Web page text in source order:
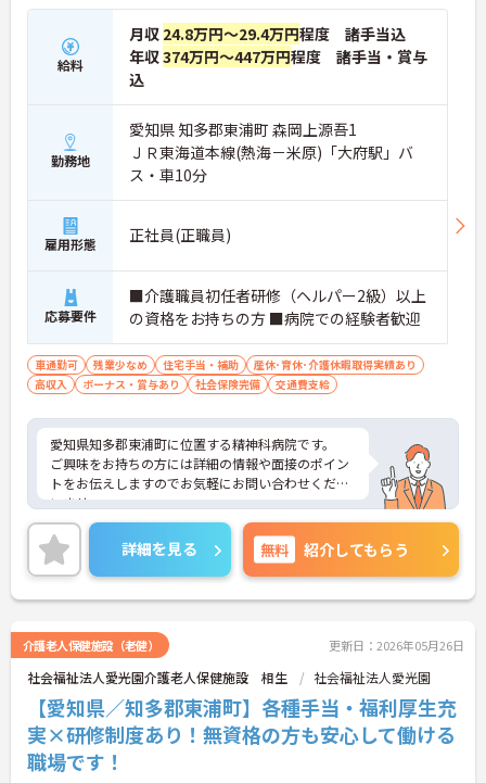
給料
月収 24.8万円～29.4万円程度 諸手当込
年収374万円～447万円程度 諸手当・賞与
込
勤務地
愛知県 知多郡東浦町 森岡上源吾1
ＪＲ東海道本線(熱海－米原)「大府駅」バ
ス・車10分
雇用形態 正社員(正職員)
応募要件
■介護職員初任者研修（ヘルパー2級）以上
の資格をお持ちの方 ■病院での経験者歓迎
車通勤可 残業少なめ 住宅手当・補助
産休･育休･介護休暇取得実績あり
高収入
ボーナス・賞与あり 社会保険完備 交通費支給
愛知県知多郡東浦町に位置する精神科病院です。
ご興味をお持ちの方には詳細の情報や面接のポイン
トをお伝えしますのでお気軽にお問い合わせくださ
いませ。
詳細を見る 無料 紹介してもらう
介護老人保健施設（老健） 更新日：2026年05月26日
社会福祉法人愛光園介護老人保健施設 相生 社会福祉法人愛光園
【愛知県／知多郡東浦町】各種手当・福利厚生充
実×研修制度あり！無資格の方も安心して働ける
職場です！